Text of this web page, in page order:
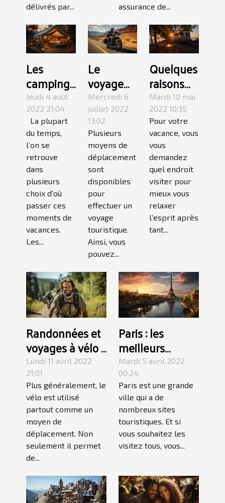
délivrés par...
assurance de...
Les
campings
de luxe
de
dernières
minutes?
Jeudi 4 août
2022 21:04
La plupart
du temps,
l’on se
retrouve
dans
plusieurs
choix d'où
passer ces
moments de
vacances.
Les...
Le
voyage
en road
trip moto :
quels
sont ces
atouts
positifs ?
Mercredi 6
juillet 2022
13:02
Plusieurs
moyens de
déplacement
sont
disponibles
pour
effectuer un
voyage
touristique.
Ainsi, vous
pouvez...
Quelques
raisons
de visiter
le
Camping
bassin
Arcachon
Mardi 10 mai
2022 10:35
Pour votre
vacance, vous
vous
demandez
quel endroit
visiter pour
mieux vous
relaxer
l’esprit après
tant...
Randonnées et
voyages à vélo :
Pourquoi faire ?
Lundi 11 avril 2022
21:01
Plus généralement, le
vélo est utilisé
partout comme un
moyen de
déplacement. Non
seulement il permet
de...
Paris : les
meilleurs
endroits à
absolument
visiter
Mardi 5 avril 2022
00:24
Paris est une grande
ville qui a de
nombreux sites
touristiques. Et si
vous souhaitez les
visitez tous, vous...